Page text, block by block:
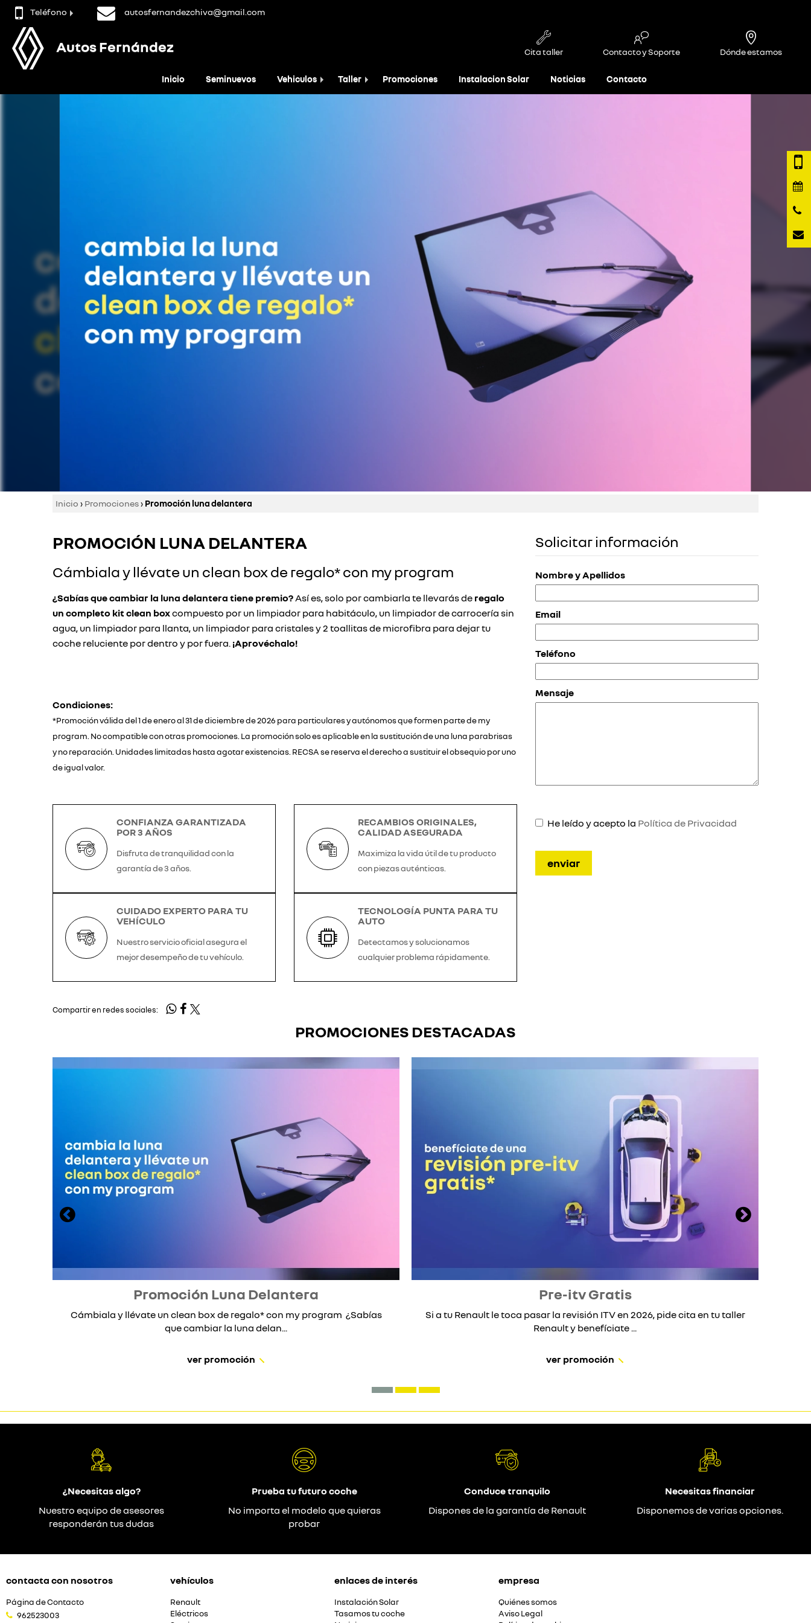
Teléfono autosfernandezchiva@gmail.com
Autos Fernández Cita taller Contacto y Soporte Dónde estamos
Inicio Seminuevos Vehiculos Taller Promociones Instalacion Solar Noticias Contacto
Inicio › Promociones› Promoción luna delantera
PROMOCIÓN LUNA DELANTERA
Cámbiala y llévate un clean box de regalo* con my program
¿Sabías que cambiar la luna delantera tiene premio?Así es, solo por cambiarla te llevarás de regalo
un completo kit clean boxcompuesto por un limpiador para habitáculo, un limpiador de carrocería sin
agua, un limpiador para llanta, un limpiador para cristales y 2 toallitas de microfibra para dejar tu
coche reluciente por dentro y por fuera. ¡Aprovéchalo!
Condiciones:
*Promoción válida del 1 de enero al 31 de diciembre de 2026 para particulares y autónomos que formen parte de my
program. No compatible con otras promociones. La promoción solo es aplicable en la sustitución de una luna parabrisas
y no reparación. Unidades limitadas hasta agotar existencias. RECSA se reserva el derecho a sustituir el obsequio por uno
de igual valor.
CONFIANZA GARANTIZADA
POR 3 AÑOS
Disfruta de tranquilidad con la
garantía de 3 años.
RECAMBIOS ORIGINALES,
CALIDAD ASEGURADA
Maximiza la vida útil de tu producto
con piezas auténticas.
CUIDADO EXPERTO PARA TU
VEHÍCULO
Nuestro servicio oficial asegura el
mejor desempeño de tu vehículo.
TECNOLOGÍA PUNTA PARA TU
AUTO
Detectamos y solucionamos
cualquier problema rápidamente.
Compartir en redes sociales:
Solicitar información
Nombre y Apellidos
Email
Teléfono
Mensaje
He leído y acepto la Política de Privacidad
PROMOCIONES DESTACADAS
Promoción Luna Delantera
Cámbiala y llévate un clean box de regalo* con my program ¿Sabías
que cambiar la luna delan...
ver promoción
Pre-itv Gratis
Si a tu Renault le toca pasar la revisión ITV en 2026, pide cita en tu taller
Renault y benefíciate ...
ver promoción
¿Necesitas algo?
Nuestro equipo de asesores
responderán tus dudas
Prueba tu futuro coche
No importa el modelo que quieras
probar
Conduce tranquilo
Dispones de la garantía de Renault
Necesitas financiar
Disponemos de varias opciones.
contacta con nosotros
Página de Contacto
962523003
vehículos
Renault
Eléctricos
enlaces de interés
Instalación Solar
Tasamos tu coche
empresa
Quiénes somos
Aviso Legal